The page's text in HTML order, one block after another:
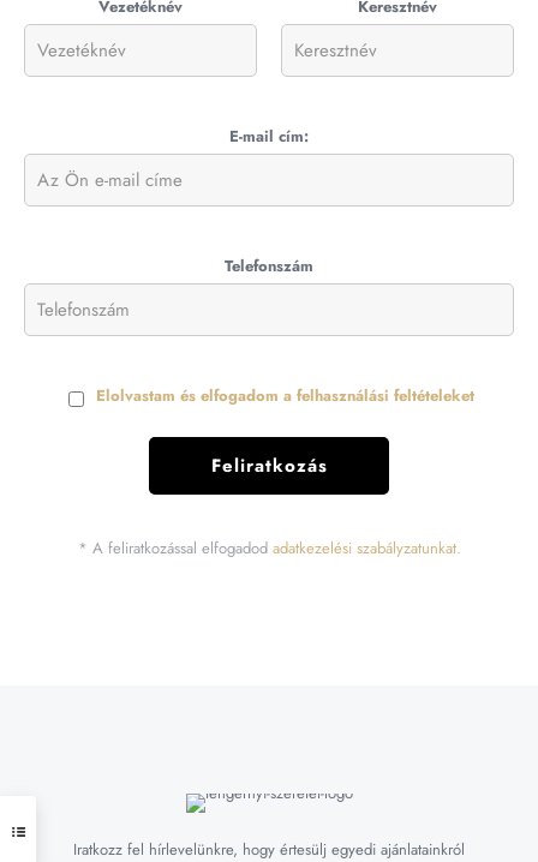
Vezetéknév Keresztnév
E-mail cím:
Telefonszám
Elolvastam és elfogadom a felhasználási feltételeket
* A feliratkozással elfogadod adatkezelési szabályzatunkat.
Iratkozz fel hírlevelünkre, hogy értesülj egyedi ajánlatainkról